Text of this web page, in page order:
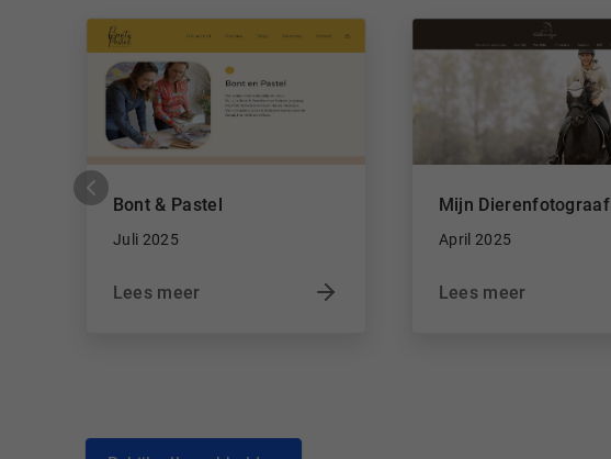
Bont & Pastel
Juli 2025
Lees meer
Mijn Dierenfotograaf
April 2025
Lees meer